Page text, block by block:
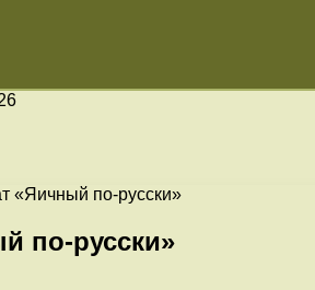
«Яичный по-русски»
по-русски»